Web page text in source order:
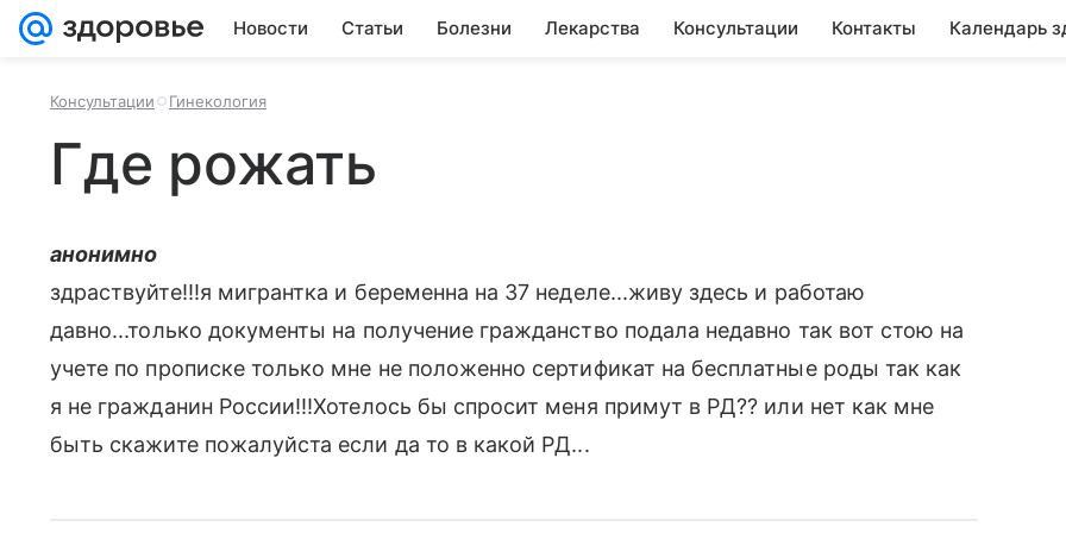
Новости Статьи Болезни Лекарства Консультации Контакты Календарь
Консультации Гинекология
Где рожать
анонимно
здраствуйте!!!я мигрантка и беременна на 37 неделе...живу здесь и работаю
давно...только документы на получение гражданство подала недавно так вот стою на
учете по прописке только мне не положенно сертификат на бесплатные роды так как
я не гражданин России!!!Хотелось бы спросит меня примут в РД?? или нет как мне
быть скажите пожалуйста если да то в какой РД...